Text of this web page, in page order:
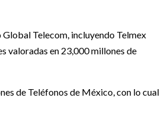
Telecom, incluyendo Telmex
valoradas en 23,000 millones de
de Teléfonos de México, con lo cual